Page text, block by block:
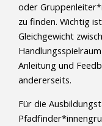
oder
zu finden. Wichtig
Gleichgewicht
Anleitung und
andererseits.
Für die